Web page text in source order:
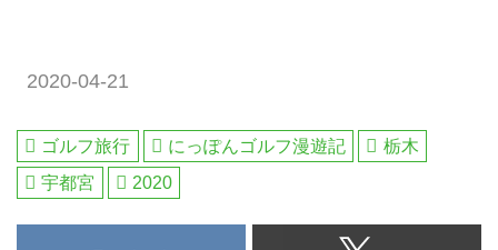
2020-04-21
ゴルフ旅行 にっぽんゴルフ漫遊記
栃木
宇都宮
2020